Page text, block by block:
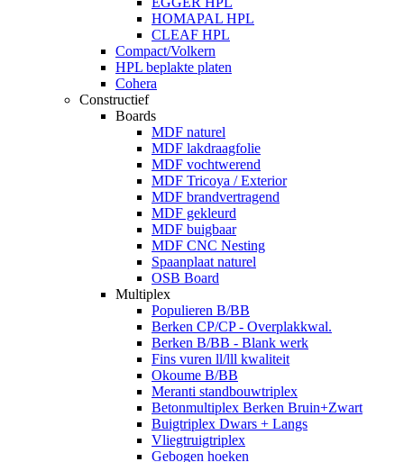
HOMAPAL HPL
CLEAF HPL
Compact/Volkern
HPL beplakte platen
Cohera
Constructief
Boards
MDF naturel
MDF lakdraagfolie
MDF vochtwerend
MDF Tricoya / Exterior
MDF brandvertragend
MDF gekleurd
MDF buigbaar
MDF CNC Nesting
Spaanplaat naturel
OSB Board
Multiplex
Populieren B/BB
Berken CP/CP - Overplakkwal.
Berken B/BB - Blank werk
Fins vuren ll/lll kwaliteit
Okoume B/BB
Meranti standbouwtriplex
Betonmultiplex Berken Bruin+Zwart
Buigtriplex Dwars + Langs
Vliegtruigtriplex
Gebogen hoeken